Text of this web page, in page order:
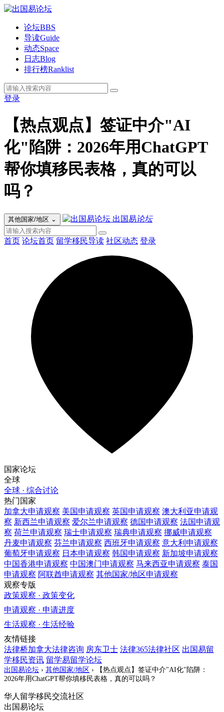
论坛BBS
导读Guide
动态Space
日志Blog
排行榜Ranklist
登录
【热点观点】签证中介"AI
化"陷阱：2026年用ChatGPT
帮你填移民表格，真的可以
吗？
其他国家/地区 ⌄ 出国易论坛
首页 论坛首页 留学移民导读 社区动态 登录
国家论坛
全球
全球 · 综合讨论
热门国家
加拿大申请观察 美国申请观察 英国申请观察 澳大利亚申请观
察 新西兰申请观察 爱尔兰申请观察 德国申请观察 法国申请观
察 荷兰申请观察 瑞士申请观察 瑞典申请观察 挪威申请观察
丹麦申请观察 芬兰申请观察 西班牙申请观察 意大利 申请观察
葡萄牙申请观察 日本申请观察 韩国申请观察 新加坡申请观察
中国香港申请观察 中国澳门申请观察 马来西亚申请观察 泰国
申请观察 阿联酋申请观察 其他国家/地区申请观察
观察专版
政策观察 · 政策变化
申请观察 · 申请进度
生活观察 · 生活经验
友情链接
法律桥加拿大法律咨询 房东卫士 法律365法律社区 出国易留
学移民资讯 留学易留学论坛
出国易论坛 › 其他国家/地区 ›
【热点观点】签证中介"AI化"陷阱：
2026年用ChatGPT帮你填移民表格，真的可以吗？
华人留学移民交流社区
出国易论坛